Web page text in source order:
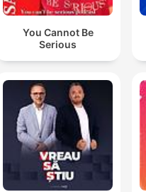
You Cannot Be
Serious